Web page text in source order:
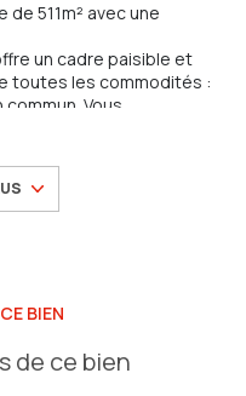
511m² avec une
un cadre paisible et
toutes les commodités :
Vous
villa spacieuse
stationnements et toutes
construire purgé de tout
la réglementation RE
dès son acquisition.
BIEN
de ce bien